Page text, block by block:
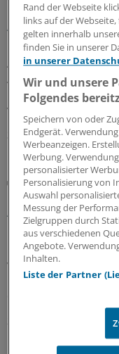
Ärzterankings
Der
Ärztesiegel: Focus-
Aussagekraft und
lassen. Ein OLG
vorliegt.
30.07.2026
Berufsobergericht
Urteil: Kein
Äußerungen zu
Das
Rügebescheid
vorwirft, er habe die
Pandemie unrichtig
27.07.2026
Rand der Webseite
links auf der
gelten innerhalb
finden Sie in unserer
in unserer
Wir und unsere
Folgendes
Speichern von oder
Endgerät.
Werbeanzeigen.
Werbung.
personalisierter
Personalisierung von
Auswahl
Messung der
Zielgruppen durch
aus verschiedenen
Angebote.
Inhalten.
Liste der Partner